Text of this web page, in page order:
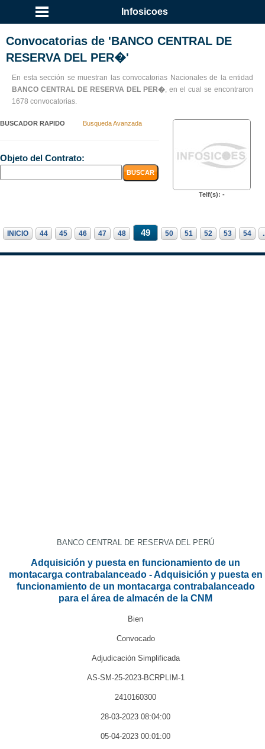
Infosicoes
Convocatorias de 'BANCO CENTRAL DE
RESERVA DEL PER�'
En esta sección se muestran las convocatorias Nacionales de la entidad
BANCO CENTRAL DE RESERVA DEL PER�, en el cual se encontraron
1678 convocatorias.
BUSCADOR RAPIDO Busqueda Avanzada
Objeto del Contrato:
Telf(s): -
INICIO 44 45 46 47 48 49 50 51 52 53 54
BANCO CENTRAL DE RESERVA DEL PERÚ
Adquisición y puesta en funcionamiento de un
montacarga contrabalanceado - Adquisición y puesta en
funcionamiento de un montacarga contrabalanceado
para el área de almacén de la CNM
Bien
Convocado
Adjudicación Simplificada
AS-SM-25-2023-BCRPLIM-1
2410160300
28-03-2023 08:04:00
05-04-2023 00:01:00